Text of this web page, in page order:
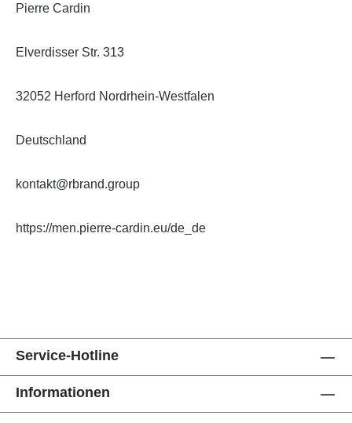
Pierre Cardin
Elverdisser Str. 313
32052 Herford Nordrhein-Westfalen
Deutschland
kontakt@rbrand.group
https://men.pierre-cardin.eu/de_de
Service-Hotline
Informationen